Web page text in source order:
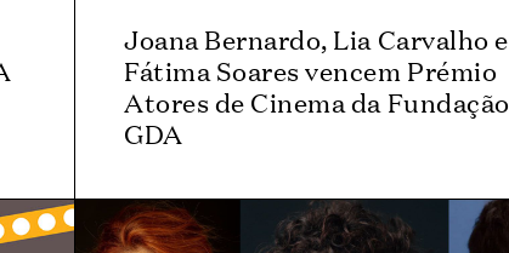
Joana Bernardo, Lia Carvalho e
Fátima Soares vencem Prémio
Atores de Cinema da Fundação
GDA